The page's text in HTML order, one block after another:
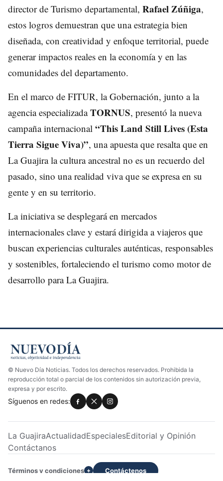
director de Turismo departamental, Rafael Zúñiga,
estos logros demuestran que una estrategia bien
diseñada, con creatividad y enfoque territorial, puede
generar impactos reales en la economía y en las
comunidades del departamento.
En el marco de FITUR, la Gobernación, junto a la
agencia especializadaTORNUS, presentó la nueva
campaña internacional “This Land Still Lives (Esta
Tierra Sigue Viva)”, una apuesta que resalta que en
La Guajira la cultura ancestral no es un recuerdo del
pasado, sino una realidad viva que se expresa en su
gente y en su territorio.
La iniciativa se desplegará en mercados
internacionales clave y estará dirigida a viajeros que
buscan experiencias culturales auténticas, responsables
y sostenibles, fortaleciendo el turismo como motor de
desarrollo para La Guajira.
© Nuevo Día Noticias. Todos los derechos reservados. Prohibida la
reproducción total o parcial de los contenidos sin autorización previa,
expresa y por escrito.
Síguenos en redes:
La GuajiraActualidadEspecialesEditorial y Opinión
Contáctanos
Términos y condiciones +
Contáctenos